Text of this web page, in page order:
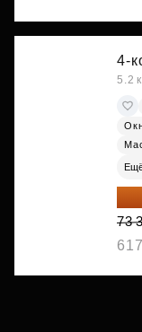
4-
5.2
73